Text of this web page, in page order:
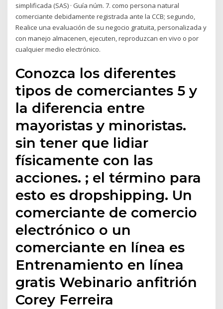
simplificada (SAS) · Guía núm. 7. como persona natural
comerciante debidamente registrada ante la CCB; segundo,
Realice una evaluación de su negocio gratuita, personalizada y
con manejo almacenen, ejecuten, reproduzcan en vivo o por
cualquier medio electrónico.
Conozca los diferentes
tipos de comerciantes 5 y
la diferencia entre
mayoristas y minoristas.
sin tener que lidiar
físicamente con las
acciones. ; el término para
esto es dropshipping. Un
comerciante de comercio
electrónico o un
comerciante en línea es
Entrenamiento en línea
gratis Webinario anfitrión
Corey Ferreira